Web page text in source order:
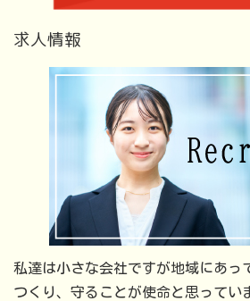
求人情報
私達は小さな会社ですが地域にあっ
つくり、守ることが使命と思ってい